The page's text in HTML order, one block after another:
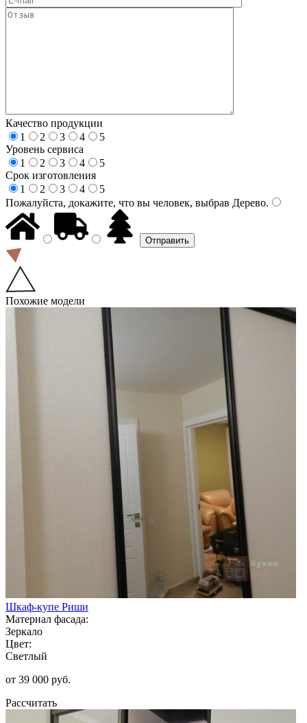
Качество продукции
1
2 3 4
5
Уровень сервиса
1
2 3 4
5
Срок изготовления
1
2 3 4
5
Пожалуйста, докажите, что вы человек, выбрав Дерево.
Похожие модели
Шкаф-купе Риши
Материал фасада:
Зеркало
Цвет:
Светлый
от 39 000 руб.
Рассчитать